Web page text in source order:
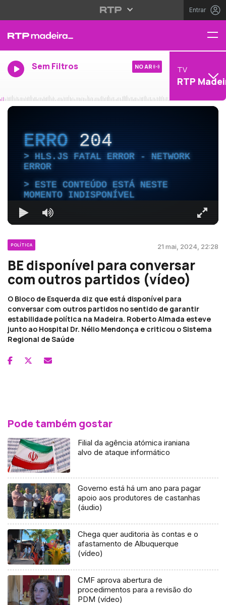
Entrar
Sem Filtros NO AR TV
RTP
ERRO204
HLS.JS FATAL ERROR - NETWORK
ERROR
ESTE CONTEÚDO ESTÁ NESTE
MOMENTO INDISPONÍVEL
POLÍTICA 21 mai, 2024, 22:28
BE disponível para conversar
com outros partidos (vídeo)
O Bloco de Esquerda diz que está disponível para
conversar com outros partidos no sentido de garantir
estabilidade política na Madeira. Roberto Almada esteve
junto ao Hospital Dr. Nélio Mendonça e criticou o Sistema
Regional de Saúde
Pode também gostar
Filial da agência atómica iraniana
alvo de ataque informático
Governo está há um ano para pagar
apoio aos produtores de castanhas
(áudio)
Chega quer auditoria às contas e o
afastamento de Albuquerque
(vídeo)
CMF aprova abertura de
procedimentos para a revisão do
PDM (vídeo)